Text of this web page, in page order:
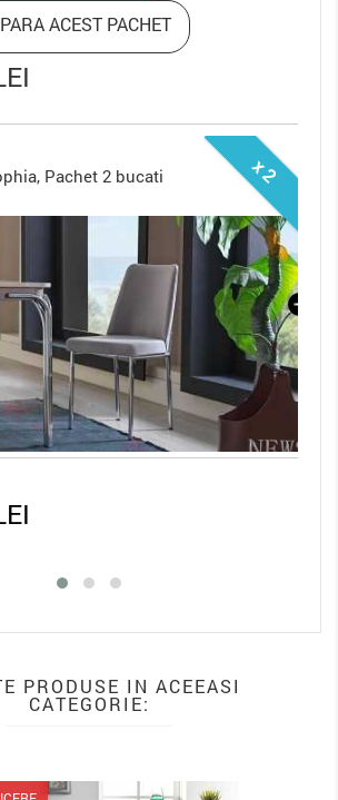
ACEST PACHET
Scaun Marchiz Sophia
PRODUSE IN ACEEASI
CATEGORIE: